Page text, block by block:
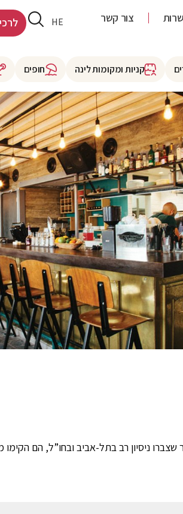
צור קשר HE
RU
קניות ומקומות לינה חופים
ניסיון רב בתל-אביב ובחו”ל, הם